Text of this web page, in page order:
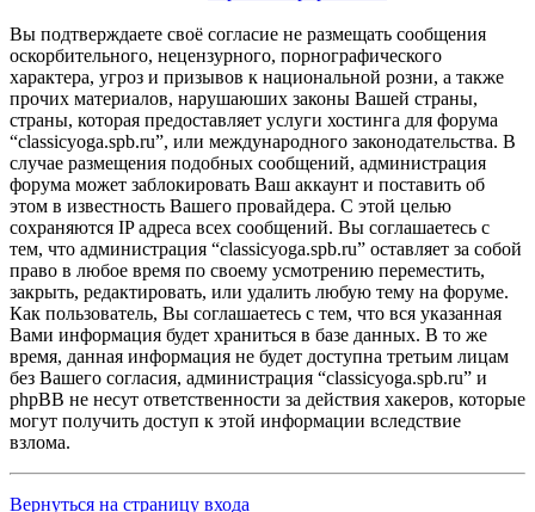
Вы подтверждаете своё согласие не размещать сообщения
оскорбительного, нецензурного, порнографического
характера, угроз и призывов к национальной розни, а также
прочих материалов, нарушаюших законы Вашей страны,
страны, которая предоставляет услуги хостинга для форума
“classicyoga.spb.ru”, или международного законодательства. В
случае размещения подобных сообщений, администрация
форума может заблокировать Ваш аккаунт и поставить об
этом в известность Вашего провайдера. С этой целью
сохраняются IP адреса всех сообщений. Вы соглашаетесь с
тем, что администрация “classicyoga.spb.ru” оставляет за собой
право в любое время по своему усмотрению переместить,
закрыть, редактировать, или удалить любую тему на форуме.
Как пользователь, Вы соглашаетесь с тем, что вся указанная
Вами информация будет храниться в базе данных. В то же
время, данная информация не будет доступна третьим лицам
без Вашего согласия, администрация “classicyoga.spb.ru” и
phpBB не несут ответственности за действия хакеров, которые
могут получить доступ к этой информации вследствие
взлома.
Вернуться на страницу входа